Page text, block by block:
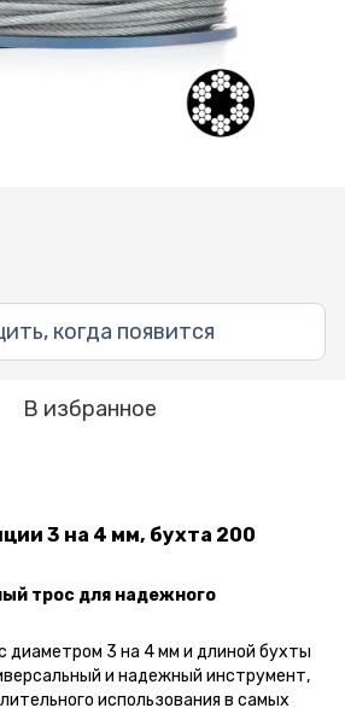
когда появится
В избранное
3 на 4 мм, бухта 200
трос для надежного
диаметром 3 на 4 мм и длиной бухты
и надежный инструмент,
использования в самых